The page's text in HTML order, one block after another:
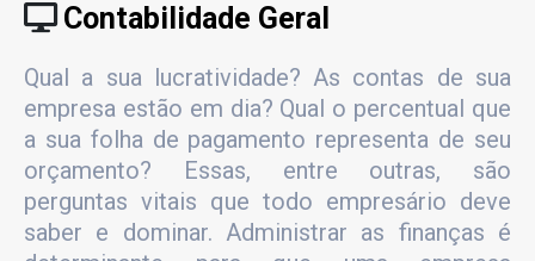
Contabilidade Geral
Qual a sua lucratividade? As contas de sua
empresa estão em dia? Qual o percentual que
a sua folha de pagamento representa de seu
orçamento? Essas, entre outras, são
perguntas vitais que todo empresário deve
saber e dominar. Administrar as finanças é